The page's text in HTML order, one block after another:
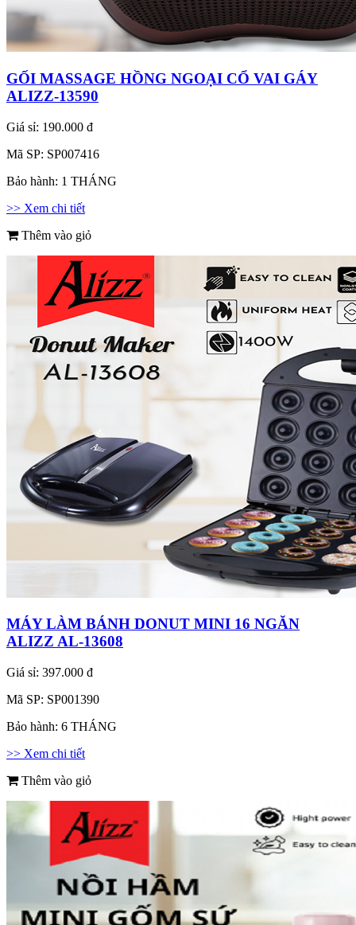
GỐI MASSAGE HỒNG NGOẠI CỔ VAI GÁY
ALIZZ-13590
Giá sỉ: 190.000 đ
Mã SP: SP007416
Bảo hành: 1 THÁNG
>> Xem chi tiết
Thêm vào giỏ
MÁY LÀM BÁNH DONUT MINI 16 NGĂN
ALIZZ AL-13608
Giá sỉ: 397.000 đ
Mã SP: SP001390
Bảo hành: 6 THÁNG
>> Xem chi tiết
Thêm vào giỏ